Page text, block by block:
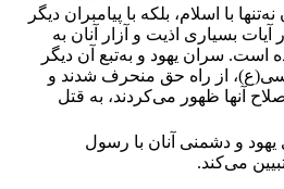
نه‌تنها با اسلام، بلکه با پیامبران دیگر
بسیاری اذیت و آزار آنان به
سران یهود و به‌تبع آن دیگر
از راه حق منحرف شدند و
آنها ظهور می‌کردند، به قتل
و دشمنی آنان با رسول
می‌کند.